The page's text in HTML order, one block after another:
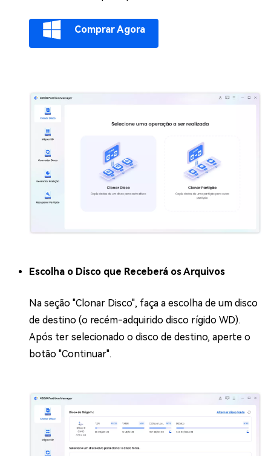
Comprar Agora
Escolha o Disco que Receberá os Arquivos
Na seção "Clonar Disco", faça a escolha de um disco
de destino (o recém-adquirido disco rígido WD).
Após ter selecionado o disco de destino, aperte o
botão "Continuar".